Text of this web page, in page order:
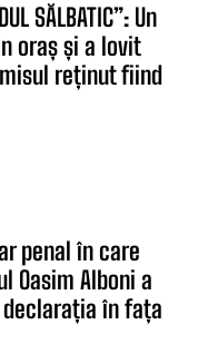
SĂLBATIC”: Un
oraș și a lovit
reținut fiind
penal în care
Oasim Alboni a
în fața